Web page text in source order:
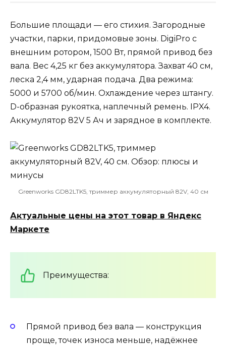
Большие площади — его стихия. Загородные
участки, парки, придомовые зоны. DigiPro с
внешним ротором, 1500 Вт, прямой привод без
вала. Вес 4,25 кг без аккумулятора. Захват 40 см,
леска 2,4 мм, ударная подача. Два режима:
5000 и 5700 об/мин. Охлаждение через штангу.
D-образная рукоятка, наплечный ремень. IPX4.
Аккумулятор 82V 5 Ач и зарядное в комплекте.
Greenworks GD82LTK5, триммер аккумуляторный 82V, 40 см
Актуальные цены на этот товар в Яндекс
Маркете
Преимущества:
Прямой привод без вала — конструкция
проще, точек износа меньше, надёжнее